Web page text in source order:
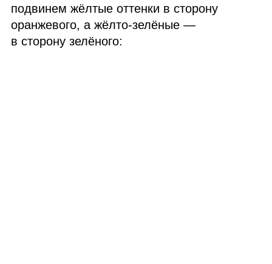
подвинем жёлтые оттенки в сторону
оранжевого, а жёлто‑зелёные —
в сторону зелёного: